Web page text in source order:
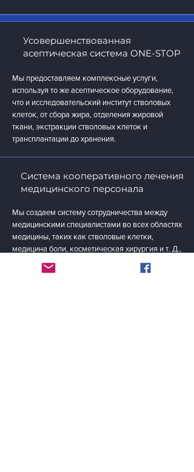
Усовершенствованная
асептическая система ONE-STOP
Мы предоставляем комплексные услуги,
используя то же асептическое оборудование,
что и исследовательский институт стволовых
клеток, от сбора жира, отделения жировой
ткани, экстракции стволовых клеток и
трансплантации до хранения.
Система кооперативного лечения
медицинского персонала
Мы создаем систему сотрудничества между
медицинскими специалистами во всех областях
медицины, таких как стволовые клетки,
медицина боли, косметическая хирургия и т. Д.,
Через нашу сетевую систему медицинских групп
Tuma Heal.